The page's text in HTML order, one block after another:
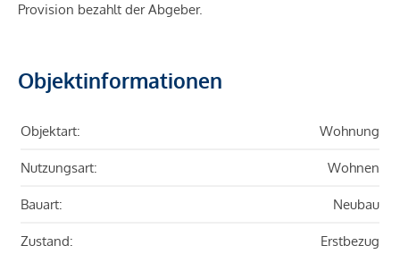
Provision bezahlt der Abgeber.
Objektinformationen
Objektart: Wohnung
Nutzungsart: Wohnen
Bauart: Neubau
Zustand: Erstbezug